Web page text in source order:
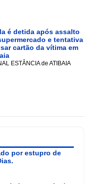
é detida após assalto
e tentativa
cartão da vítima em
ESTÂNCIA de ATIBAIA
por estupro de